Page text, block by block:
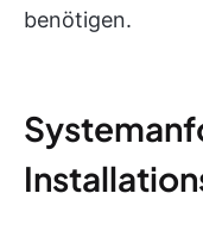
benötigen.